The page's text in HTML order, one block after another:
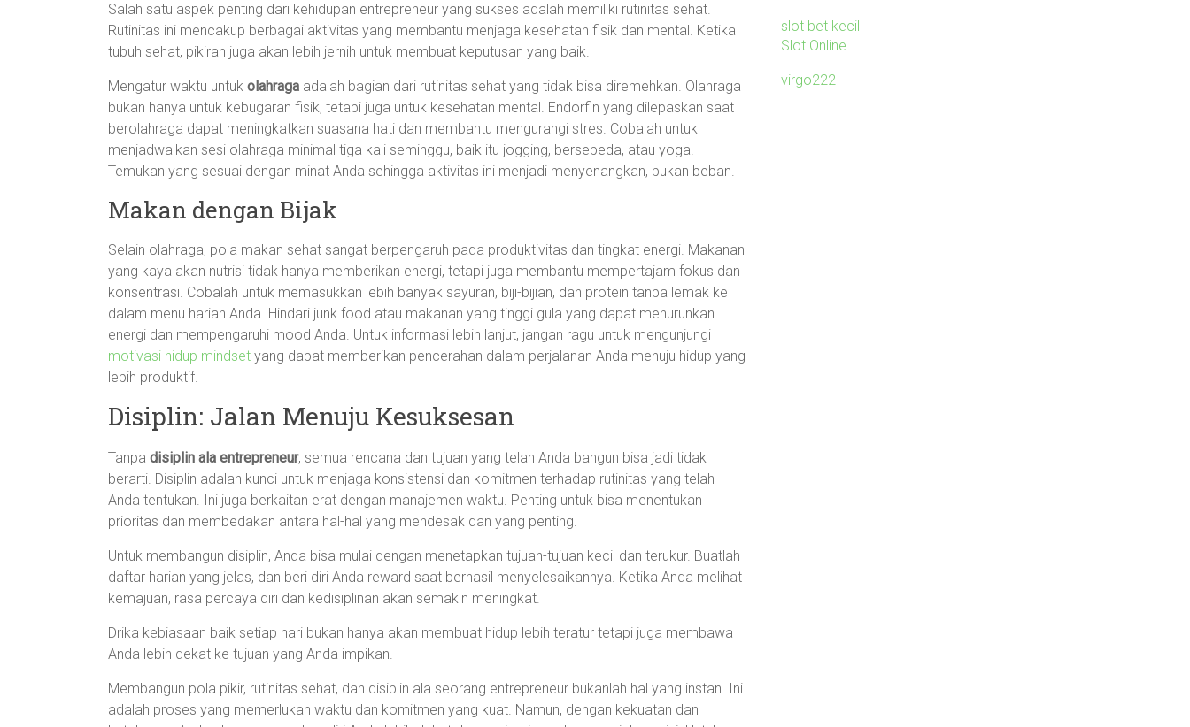
Salah satu aspek penting dari kehidupan entrepreneur yang sukses adalah memiliki rutinitas sehat.
Rutinitas ini mencakup berbagai aktivitas yang membantu menjaga kesehatan fisik dan mental. Ketika
tubuh sehat, pikiran juga akan lebih jernih untuk membuat keputusan yang baik.
Mengatur waktu untuk olahraga adalah bagian dari rutinitas sehat yang tidak bisa diremehkan. Olahraga
bukan hanya untuk kebugaran fisik, tetapi juga untuk kesehatan mental. Endorfin yang dilepaskan saat
berolahraga dapat meningkatkan suasana hati dan membantu mengurangi stres. Cobalah untuk
menjadwalkan sesi olahraga minimal tiga kali seminggu, baik itu jogging, bersepeda, atau yoga.
Temukan yang sesuai dengan minat Anda sehingga aktivitas ini menjadi menyenangkan, bukan beban.
Makan dengan Bijak
Selain olahraga, pola makan sehat sangat berpengaruh pada produktivitas dan tingkat energi. Makanan
yang kaya akan nutrisi tidak hanya memberikan energi, tetapi juga membantu mempertajam fokus dan
konsentrasi. Cobalah untuk memasukkan lebih banyak sayuran, biji-bijian, dan protein tanpa lemak ke
dalam menu harian Anda. Hindari junk food atau makanan yang tinggi gula yang dapat menurunkan
energi dan mempengaruhi mood Anda. Untuk informasi lebih lanjut, jangan ragu untuk mengunjungi
motivasi hidup mindset yang dapat memberikan pencerahan dalam perjalanan Anda menuju hidup yang
lebih produktif.
Disiplin: Jalan Menuju Kesuksesan
Tanpa disiplin ala entrepreneur, semua rencana dan tujuan yang telah Anda bangun bisa jadi tidak
berarti. Disiplin adalah kunci untuk menjaga konsistensi dan komitmen terhadap rutinitas yang telah
Anda tentukan. Ini juga berkaitan erat dengan manajemen waktu. Penting untuk bisa menentukan
prioritas dan membedakan antara hal-hal yang mendesak dan yang penting.
Untuk membangun disiplin, Anda bisa mulai dengan menetapkan tujuan-tujuan kecil dan terukur. Buatlah
daftar harian yang jelas, dan beri diri Anda reward saat berhasil menyelesaikannya. Ketika Anda melihat
kemajuan, rasa percaya diri dan kedisiplinan akan semakin meningkat.
Drika kebiasaan baik setiap hari bukan hanya akan membuat hidup lebih teratur tetapi juga membawa
Anda lebih dekat ke tujuan yang Anda impikan.
Membangun pola pikir, rutinitas sehat, dan disiplin ala seorang entrepreneur bukanlah hal yang instan. Ini
adalah proses yang memerlukan waktu dan komitmen yang kuat. Namun, dengan kekuatan dan
slot bet kecil
Slot Online
virgo222